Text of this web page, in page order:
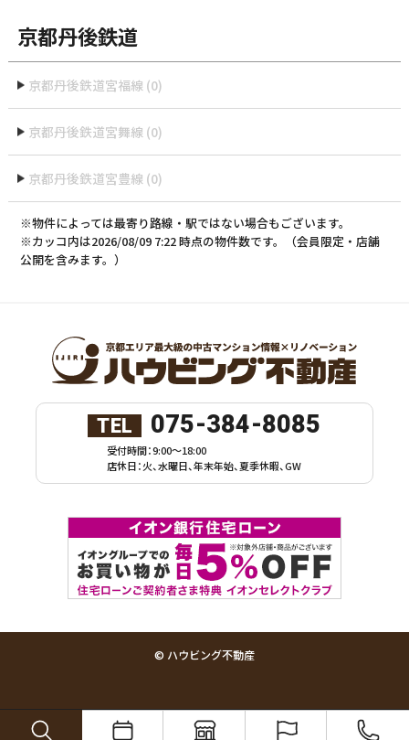
京都丹後鉄道
京都丹後鉄道宮福線 (0)
京都丹後鉄道宮舞線 (0)
京都丹後鉄道宮豊線 (0)
※物件によっては最寄り路線・駅ではない場合もございます。
※カッコ内は2026/08/09 7:22 時点の物件数です。（会員限定・店舗
公開を含みます。）
TEL 075-384-8085
受付時間：9:00～18:00
店休日：火、水曜日、年末年始、夏季休暇、GW
© ハウビング不動産